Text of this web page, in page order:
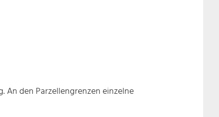
den Parzellengrenzen einzelne